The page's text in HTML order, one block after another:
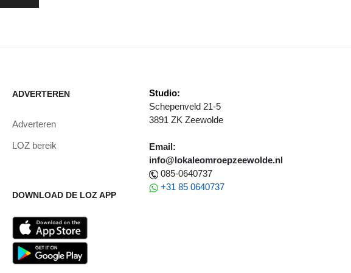
ADVERTEREN
Adverteren
LOZ bereik
DOWNLOAD DE LOZ APP
Studio:
Schepenveld 21-5
3891 ZK Zeewolde
Email:
info@lokaleomroepzeewolde.nl
085-0640737
+31 85 0640737